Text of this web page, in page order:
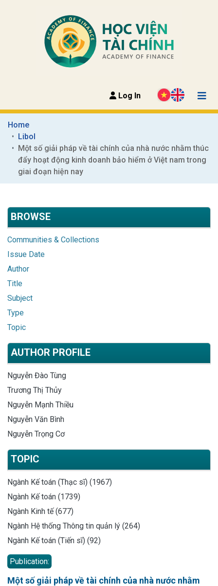
Log In
Home
Libol
Một số giải pháp về tài chính của nhà nước nhằm thúc
đẩy hoạt động kinh doanh bảo hiểm ở Việt nam trong
giai đoạn hiện nay
BROWSE
Communities & Collections
Issue Date
Author
Title
Subject
Type
Topic
AUTHOR PROFILE
Nguyễn Đào Tùng
Trương Thị Thủy
Nguyễn Mạnh Thiều
Nguyễn Văn Bình
Nguyễn Trọng Cơ
TOPIC
Ngành Kế toán (Thạc sĩ) (1967)
Ngành Kế toán (1739)
Ngành Kinh tế (677)
Ngành Hệ thống Thông tin quản lý (264)
Ngành Kế toán (Tiến sĩ) (92)
Publication:
Một số giải pháp về tài chính của nhà nước nhằm